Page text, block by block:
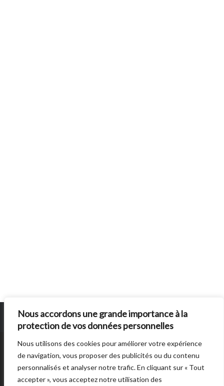
Nous accordons une grande importance à la
protection de vos données personnelles
Nous utilisons des cookies pour améliorer votre expérience
de navigation, vous proposer des publicités ou du contenu
personnalisés et analyser notre trafic. En cliquant sur « Tout
accepter », vous acceptez notre utilisation des
SUN BURNS OUT EST UN SITE ÉDITE PAR AUTRES DIRECTIONS . © 2014 -
2026 -
POLITIQUE DE CONFIDENTIALITÉ